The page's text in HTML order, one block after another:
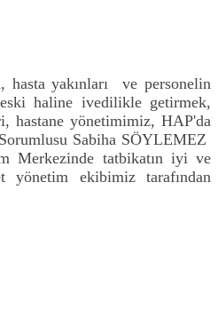
hasta yakınları ve personelin
eski haline ivedilikle getirmek,
hastane yönetimimiz, HAP'da
Sabiha SÖYLEMEZ
Merkezinde tatbikatın iyi ve
yönetim ekibimiz tarafından